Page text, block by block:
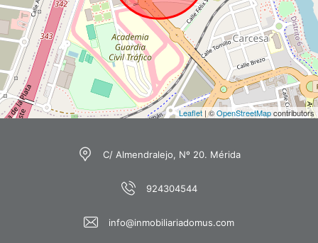
Leaflet | ©OpenStreetMapcontributors
C/ Almendralejo, Nº 20. Mérida
924304544
info@inmobiliariadomus.com